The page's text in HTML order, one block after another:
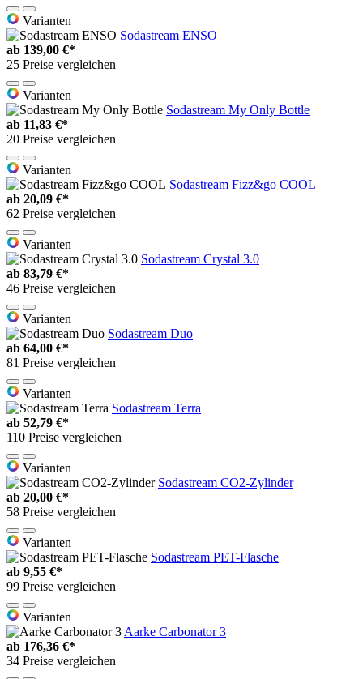
Varianten
Sodastream ENSO
ab 139,00 €*
25 Preise vergleichen
Varianten
Sodastream My Only Bottle
ab 11,83 €*
20 Preise vergleichen
Varianten
Sodastream Fizz&go COOL
ab 20,09 €*
62 Preise vergleichen
Varianten
Sodastream Crystal 3.0
ab 83,79 €*
46 Preise vergleichen
Varianten
Sodastream Duo
ab 64,00 €*
81 Preise vergleichen
Varianten
Sodastream Terra
ab 52,79 €*
110 Preise vergleichen
Varianten
Sodastream CO2-Zylinder
ab 20,00 €*
58 Preise vergleichen
Varianten
Sodastream PET-Flasche
ab 9,55 €*
99 Preise vergleichen
Varianten
Aarke Carbonator 3
ab 176,36 €*
34 Preise vergleichen